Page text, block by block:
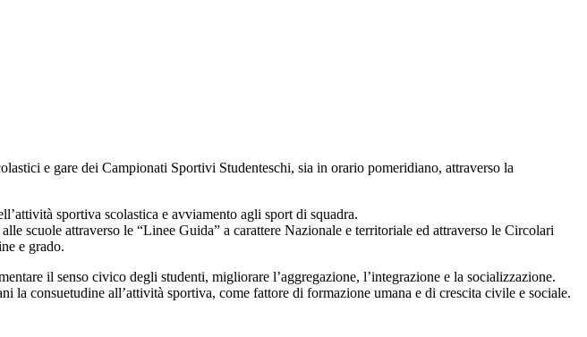
e gare dei Campionati Sportivi Studenteschi, sia in orario pomeridiano, attraverso la
sportiva scolastica e avviamento agli sport di squadra.
scuole attraverso le “Linee Guida” a carattere Nazionale e territoriale ed attraverso le Circolari
e grado.
il senso civico degli studenti, migliorare l’aggregazione, l’integrazione e la socializzazione.
consuetudine all’attività sportiva, come fattore di formazione umana e di crescita civile e sociale.